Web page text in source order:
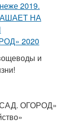
и
ОГОРОД»